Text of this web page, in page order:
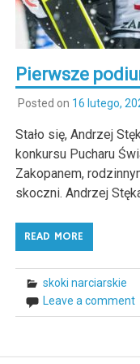
Pierwsze
Posted on 16 lutego,
Stało się, Andrzej
konkursu Pucharu
Zakopanem,
skoczni. Andrzej
READ MORE
skoki narciarskie
Leave a comment